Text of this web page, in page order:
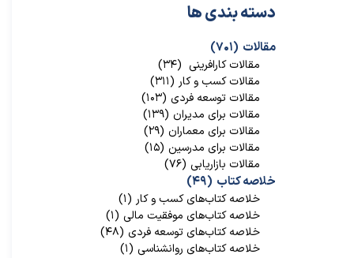
مقالات (۷۰۱)
مقالات کارافرینی (۳۴)
مقالات کسب و کار (۳۱۱)
مقالات توسعه فردی (۱۰۳)
مقالات برای مدیران (۱۳۹)
مقالات برای معماران (۲۹)
مقالات برای مدرسین (۱۵)
مقالات بازاریابی (۷۶)
خلاصه کتاب (۴۹)
خلاصه کتاب‌‌های کسب و کار (۱)
خلاصه کتاب‌‌های موفقیت مالی (۱)
خلاصه کتاب‌های توسعه فردی (۴۸)
خلاصه کتاب‌های روانشناسی (۱)
دسته بندی ها